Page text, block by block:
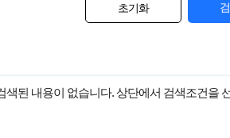
초기화
색된 내용이 없습니다. 상단에서 검색조건을